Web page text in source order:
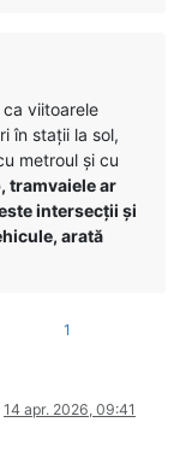
viitoarele
în stații la sol,
metroul și cu
tramvaiele ar
intersecții și
arată
1
14 apr. 2026, 09:41